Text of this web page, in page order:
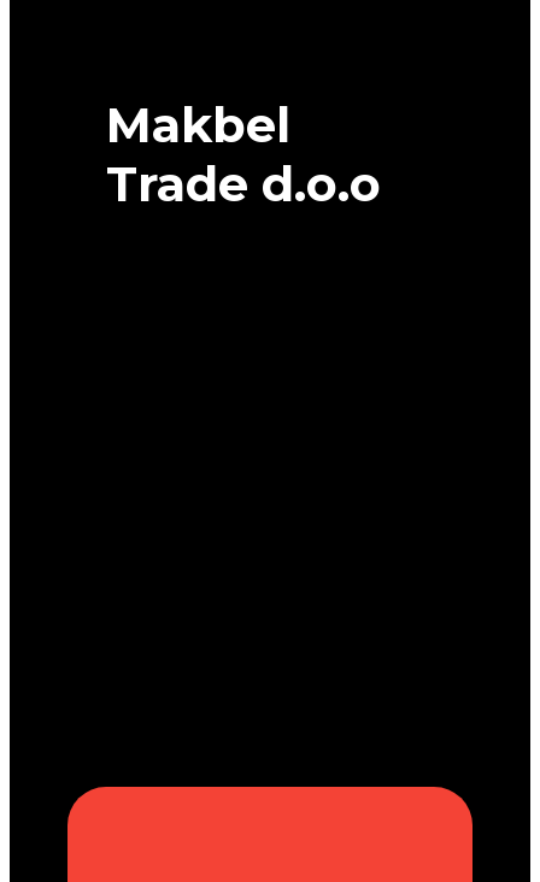
Makbel
Trade d.o.o